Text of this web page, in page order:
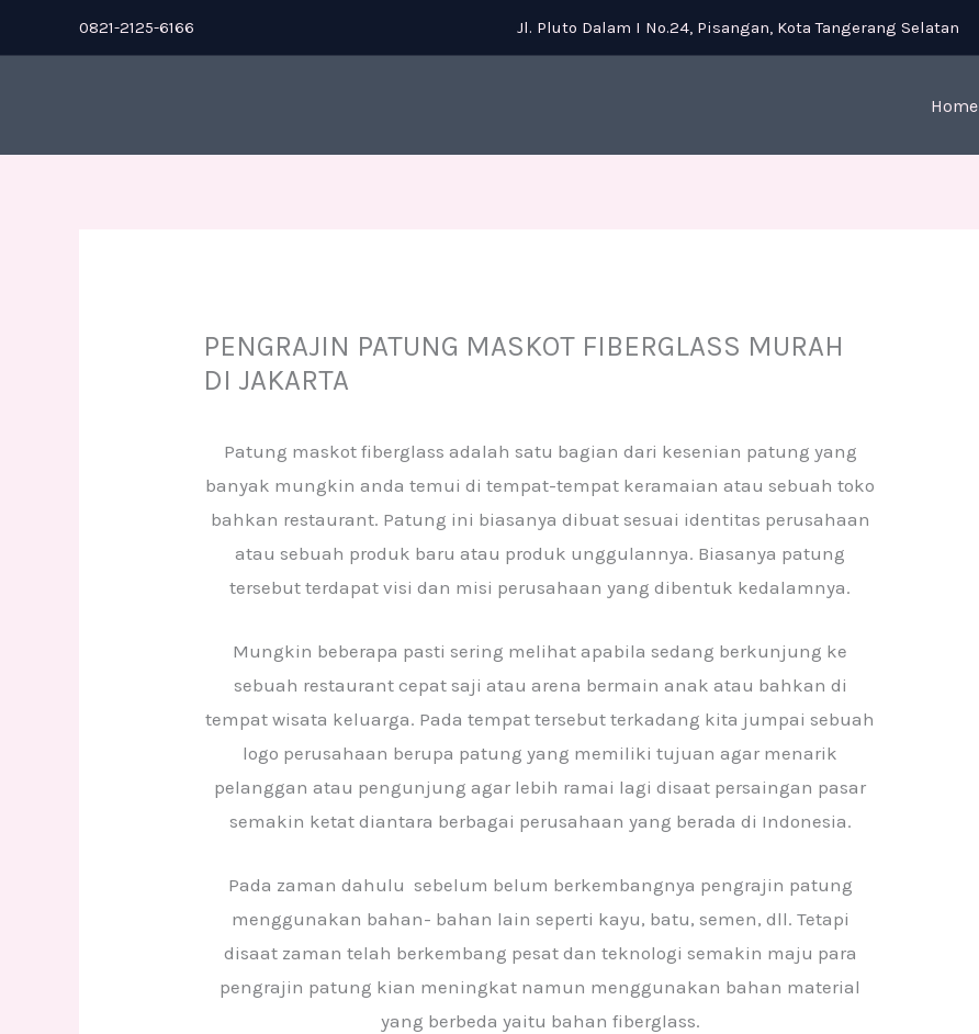
to
0821-2125-6166 Jl. Pluto Dalam I No.24, Pisangan, Kota Tangerang Selatan
Home
PENGRAJIN PATUNG MASKOT FIBERGLASS MURAH
DI JAKARTA
Patung maskot fiberglass adalah satu bagian dari kesenian patung yang
banyak mungkin anda temui di tempat-tempat keramaian atau sebuah toko
bahkan restaurant. Patung ini biasanya dibuat sesuai identitas perusahaan
atau sebuah produk baru atau produk unggulannya. Biasanya patung
tersebut terdapat visi dan misi perusahaan yang dibentuk kedalamnya.
Mungkin beberapa pasti sering melihat apabila sedang berkunjung ke
sebuah restaurant cepat saji atau arena bermain anak atau bahkan di
tempat wisata keluarga. Pada tempat tersebut terkadang kita jumpai sebuah
logo perusahaan berupa patung yang memiliki tujuan agar menarik
pelanggan atau pengunjung agar lebih ramai lagi disaat persaingan pasar
semakin ketat diantara berbagai perusahaan yang berada di Indonesia.
Pada zaman dahulu sebelum belum berkembangnya pengrajin patung
menggunakan bahan- bahan lain seperti kayu, batu, semen, dll. Tetapi
disaat zaman telah berkembang pesat dan teknologi semakin maju para
pengrajin patung kian meningkat namun menggunakan bahan material
yang berbeda yaitu bahan fiberglass.